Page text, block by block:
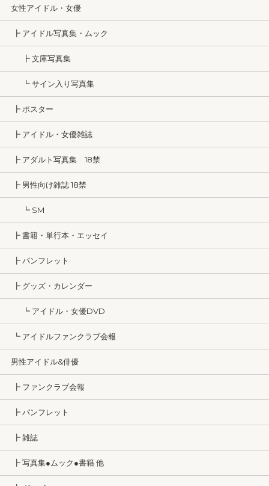
女性アイドル・女優
┣ アイドル写真集・ムック
┣ 文庫写真集
┗ サイン入り写真集
┣ ポスター
┣ アイドル・女優雑誌
┣ アダルト写真集 18禁
┣ 男性向け雑誌 18禁
┗ SM
┣ 書籍・単行本・エッセイ
┣ パンフレット
┣ グッズ・カレンダー
┗ アイドル・女優DVD
┗ アイドルファンクラブ会報
男性アイドル&俳優
┣ ファンクラブ会報
┣ パンフレット
┣ 雑誌
┣ 写真集●ムック●書籍 他